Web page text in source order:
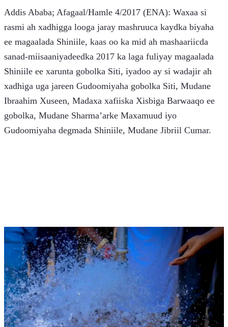
Addis Ababa; Afagaal/Hamle 4/2017 (ENA): Waxaa si
rasmi ah xadhigga looga jaray mashruuca kaydka biyaha
ee magaalada Shiniile, kaas oo ka mid ah mashaariicda
sanad-miisaaniyadeedka 2017 ka laga fuliyay magaalada
Shiniile ee xarunta gobolka Siti, iyadoo ay si wadajir ah
xadhiga uga jareen Gudoomiyaha gobolka Siti, Mudane
Ibraahim Xuseen, Madaxa xafiiska Xisbiga Barwaaqo ee
gobolka, Mudane Sharma’arke Maxamuud iyo
Gudoomiyaha degmada Shiniile, Mudane Jibriil Cumar.